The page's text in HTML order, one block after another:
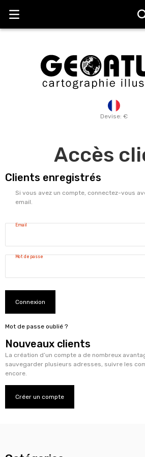
Devise: €
Accès
Clients enregistrés
Si vous avez un compte, connectez-vous
email.
Email
Mot de passe
Connexion
Mot de passe oublié ?
Nouveaux clients
La création d’un compte a de nombreux
sauvegarder plusieurs adresses, suivre les
encore.
Créer un compte